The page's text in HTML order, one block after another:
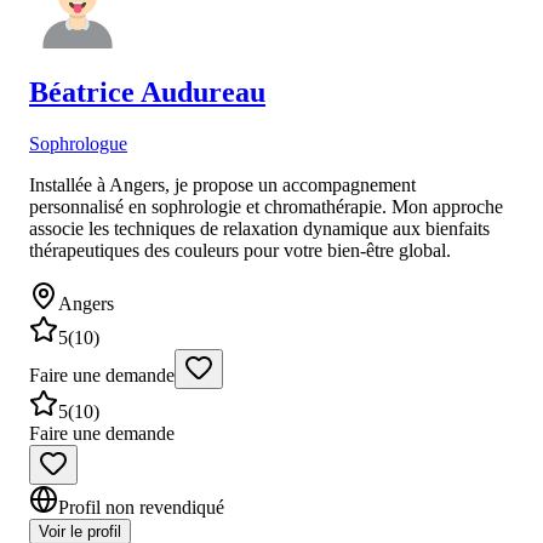
Béatrice Audureau
Sophrologue
Installée à Angers, je propose un accompagnement
personnalisé en sophrologie et chromathérapie. Mon approche
associe les techniques de relaxation dynamique aux bienfaits
thérapeutiques des couleurs pour votre bien-être global.
Angers
5(10)
Faire une demande
5(10)
Faire une demande
Profil non revendiqué
Voir le profil